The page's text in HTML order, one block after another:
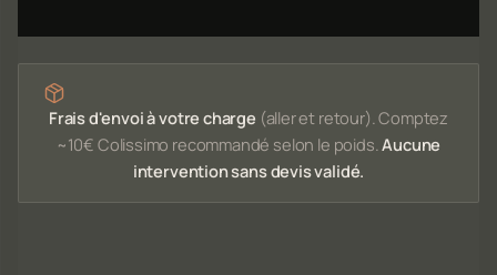
Frais d'envoi à votre charge (aller et retour). Comptez
~10€ Colissimo recommandé selon le poids.Aucune
intervention sans devis validé.